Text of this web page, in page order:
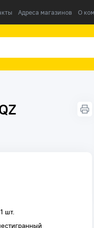
Адреса магазинов О
1 шт.